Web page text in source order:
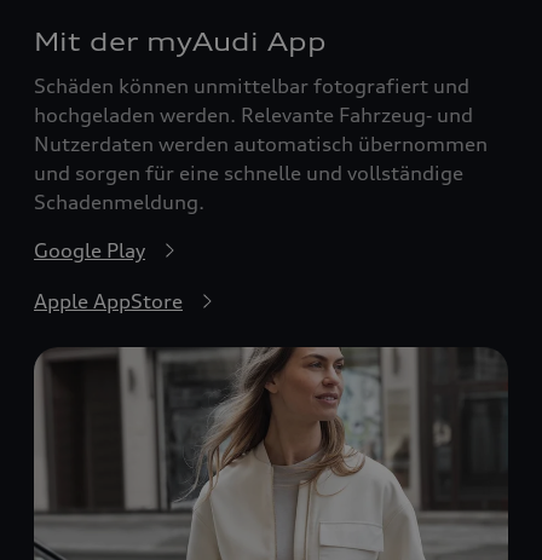
Mit der myAudi App
Schäden können unmittelbar fotografiert und
hochgeladen werden. Relevante Fahrzeug‑ und
Nutzerdaten werden automatisch übernommen
und sorgen für eine schnelle und vollständige
Schadenmeldung.
Google Play
Apple AppStore